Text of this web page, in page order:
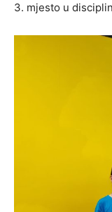
3. mjesto u